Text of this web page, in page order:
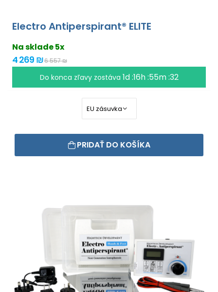
Electro Antiperspirant® ELITE
Na sklade 5x
4 269 ₪6 557 ₪
Do konca zľavy zostáva1d :16h :55m :31
PRIDAŤ DO KOŠÍKA